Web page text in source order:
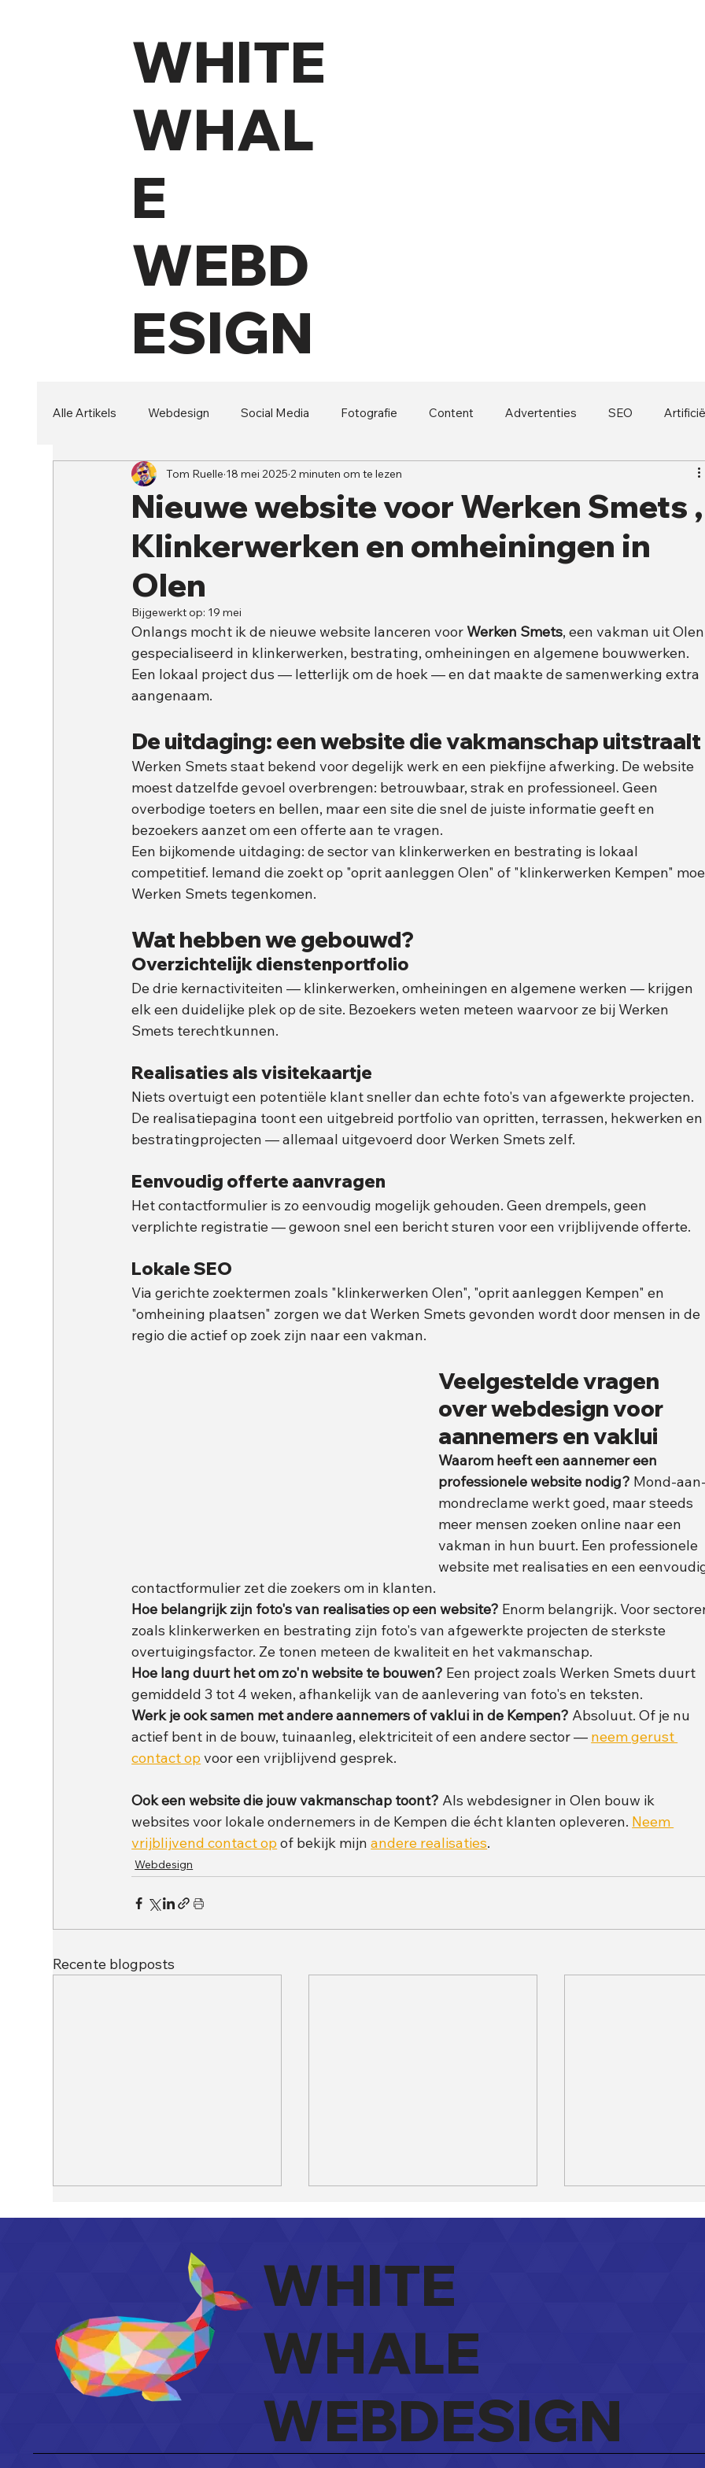
WHITE
WHAL
E
WEBD
ESIGN
Alle Artikels Webdesign Social Media Fotografie Content Advertenties SEO
Branding
Nieuwe website voor Werken Smets ,
Klinkerwerken en omheiningen in
Olen
Tom Ruelle 18 mei 2025 2 minuten om te lezen
Bijgewerkt op: 19 mei
Onlangs mocht ik de nieuwe website lanceren voor Werken Smets, een vakman uit
gespecialiseerd in klinkerwerken, bestrating, omheiningen en algemene bouwwerken.
Een lokaal project dus — letterlijk om de hoek — en dat maakte de samenwerking extra
aangenaam.
De uitdaging: een website die vakmanschap uitstraalt
Werken Smets staat bekend voor degelijk werk en een piekfijne afwerking. De website
moest datzelfde gevoel overbrengen: betrouwbaar, strak en professioneel. Geen
overbodige toeters en bellen, maar een site die snel de juiste informatie geeft en
bezoekers aanzet om een offerte aan te vragen.
Een bijkomende uitdaging: de sector van klinkerwerken en bestrating is lokaal
competitief. Iemand die zoekt op "oprit aanleggen Olen" of "klinkerwerken Kempen"
Werken Smets tegenkomen.
Wat hebben we gebouwd?
Overzichtelijk dienstenportfolio
De drie kernactiviteiten — klinkerwerken, omheiningen en algemene werken — krijgen
elk een duidelijke plek op de site. Bezoekers weten meteen waarvoor ze bij Werken
Smets terechtkunnen.
Realisaties als visitekaartje
Niets overtuigt een potentiële klant sneller dan echte foto's van afgewerkte projecten.
De realisatiepagina toont een uitgebreid portfolio van opritten, terrassen, hekwerken
bestratingprojecten — allemaal uitgevoerd door Werken Smets zelf.
Eenvoudig offerte aanvragen
Het contactformulier is zo eenvoudig mogelijk gehouden. Geen drempels, geen
verplichte registratie — gewoon snel een bericht sturen voor een vrijblijvende offerte.
Lokale SEO
Via gerichte zoektermen zoals "klinkerwerken Olen", "oprit aanleggen Kempen" en
"omheining plaatsen" zorgen we dat Werken Smets gevonden wordt door mensen in de
regio die actief op zoek zijn naar een vakman.
Veelgestelde vragen
over webdesign voor
aannemers en vaklui
Waarom heeft een aannemer een
professionele website nodig? Mond-
mondreclame werkt goed, maar steeds
meer mensen zoeken online naar een
vakman in hun buurt. Een professionele
website met realisaties en een
contactformulier zet die zoekers om in klanten.
Hoe belangrijk zijn foto's van realisaties op een website? Enorm belangrijk. Voor
zoals klinkerwerken en bestrating zijn foto's van afgewerkte projecten de sterkste
overtuigingsfactor. Ze tonen meteen de kwaliteit en het vakmanschap.
Hoe lang duurt het om zo'n website te bouwen? Een project zoals Werken Smets duurt
gemiddeld 3 tot 4 weken, afhankelijk van de aanlevering van foto's en teksten.
Werk je ook samen met andere aannemers of vaklui in de Kempen? Absoluut. Of je nu
actief bent in de bouw, tuinaanleg, elektriciteit of een andere sector — neem gerust
contact op voor een vrijblijvend gesprek.
Ook een website die jouw vakmanschap toont? Als webdesigner in Olen bouw ik
websites voor lokale ondernemers in de Kempen die écht klanten opleveren. Neem
vrijblijvend contact op of bekijk mijn andere realisaties.
Webdesign
Recente blogposts
Website laten maken in
Geel, wat mag je
verwachten?
Website of Facebook:
wat heeft meer zin voor
jouw zaak?
WHITE
WHALE
WEBDESIGN